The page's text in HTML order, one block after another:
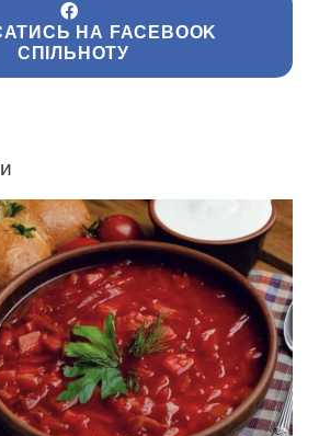
НА FACEBOOK
СПІЛЬНОТУ